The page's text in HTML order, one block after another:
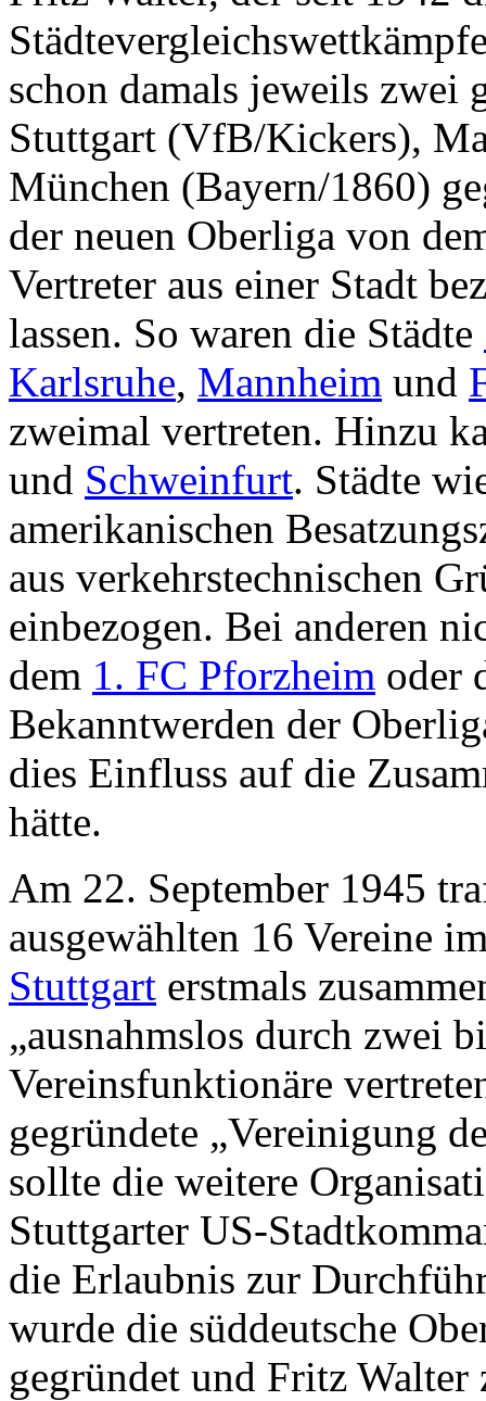
schon damals jeweils zwei
Stuttgart (VfB/Kickers),
München (Bayern/1860)
der neuen Oberliga von
Vertreter aus einer Stadt
lassen. So waren die Städte
Karlsruhe, Mannheim und
zweimal vertreten. Hinzu
und Schweinfurt. Städte
amerikanischen
aus verkehrstechnischen
einbezogen. Bei anderen
dem 1. FC Pforzheim oder
Bekanntwerden der
dies Einfluss auf die
hätte.
Am 22. September 1945
ausgewählten 16 Vereine
Stuttgart erstmals
„ausnahmslos durch zwei
Vereinsfunktionäre
gegründete „Vereinigung
sollte die weitere
Stuttgarter US-
die Erlaubnis zur
wurde die süddeutsche
gegründet und Fritz